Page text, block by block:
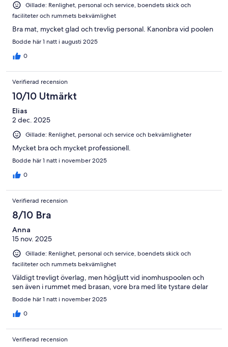
Gillade: Renlighet, personal och service, boendets skick och
faciliteter och rummets bekvämlighet
Bra mat, mycket glad och trevlig personal. Kanonbra vid poolen
Bodde här 1 natt i augusti 2025
0
Verifierad recension
10/10 Utmärkt
Elias
2 dec. 2025
Gillade: Renlighet, personal och service och bekvämligheter
Mycket bra och mycket professionell.
Bodde här 1 natt i november 2025
0
Verifierad recension
8/10 Bra
Anna
15 nov. 2025
Gillade: Renlighet, personal och service, boendets skick och
faciliteter och rummets bekvämlighet
Väldigt trevligt överlag, men högljutt vid inomhuspoolen och
sen även i rummet med brasan, vore bra med lite tystare delar
Bodde här 1 natt i november 2025
0
Verifierad recension